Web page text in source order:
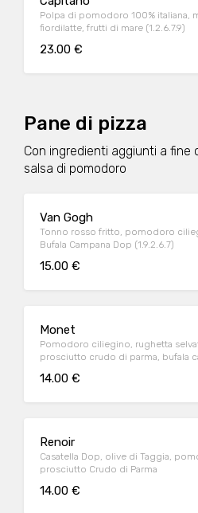
Polpa di pomodoro 100% italiana,
fiordilatte, frutti di mare (1.2.6.7.9)
23.00 €
Pane di pizza
Con ingredienti aggiunti a
salsa di pomodoro
Van Gogh
Tonno rosso fritto, pomodoro
Bufala Campana Dop (1.9.2.6.7)
15.00 €
Monet
Pomodoro ciliegino, rughetta
prosciutto crudo di parma, bufala
14.00 €
Renoir
Casatella Dop, olive di Taggia,
prosciutto Crudo di Parma
14.00 €